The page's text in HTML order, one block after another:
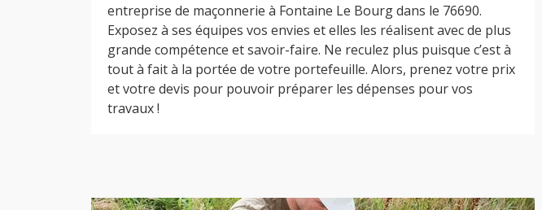
entreprise de maçonnerie à Fontaine Le Bourg dans le 76690.
Exposez à ses équipes vos envies et elles les réalisent avec de plus
grande compétence et savoir-faire. Ne reculez plus puisque c’est à
tout à fait à la portée de votre portefeuille. Alors, prenez votre prix
et votre devis pour pouvoir préparer les dépenses pour vos
travaux !